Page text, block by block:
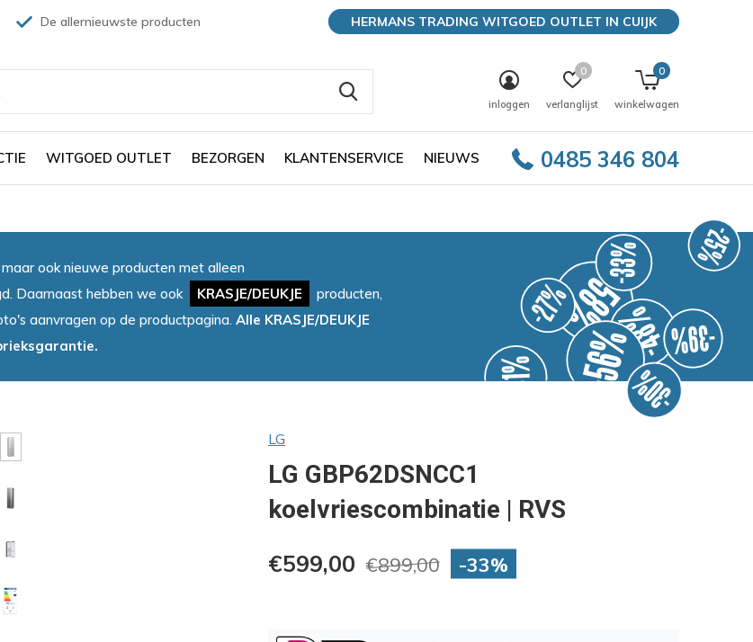
WITGOED OUTLET BEZORGEN KLANTENSERVICE NIEUWS 0485 346 804
inloggen verlanglijst
0
winkelwagen
0
De allernieuwste producten HERMANS TRADING WITGOED OUTLET IN CUIJK
ook nieuwe producten met alleen
Daarnaast hebben we ook KRASJE/DEUKJE
producten,
aanvragen op de productpagina. Alle KRASJE/DEUKJE
LG
LG GBP62DSNCC1
koelvriescombinatie | RVS
€599,00 €899,00 -33%